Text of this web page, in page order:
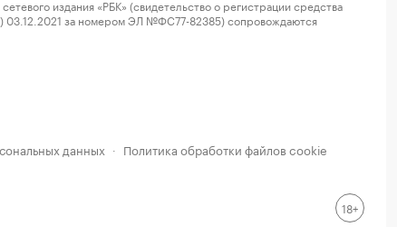
издания «РБК» (свидетельство о регистрации средства
03.12.2021 за номером ЭЛ №ФС77-82385) сопровождаются
данных · Политика обработки файлов cookie
18+